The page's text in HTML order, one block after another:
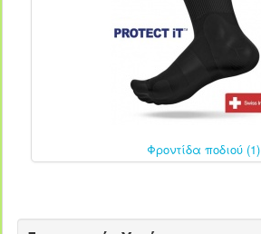
Φροντίδα ποδιού (1)